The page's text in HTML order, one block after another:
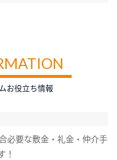
お役立ち情報
必要な敷金・礼金・仲介手
！